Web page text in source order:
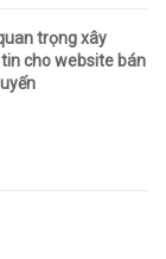
trọng xây
cho website bán